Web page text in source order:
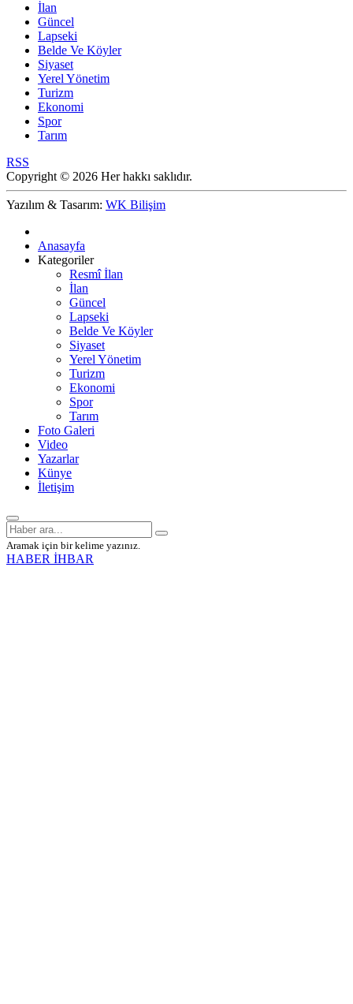
İlan
Güncel
Lapseki
Belde Ve Köyler
Siyaset
Yerel Yönetim
Turizm
Ekonomi
Spor
Tarım
RSS
Copyright © 2026 Her hakkı saklıdır.
Yazılım & Tasarım: WK Bilişim
Anasayfa
Kategoriler
Resmî İlan
İlan
Güncel
Lapseki
Belde Ve Köyler
Siyaset
Yerel Yönetim
Turizm
Ekonomi
Spor
Tarım
Foto Galeri
Video
Yazarlar
Künye
İletişim
Aramak için bir kelime yazınız.
HABER İHBAR